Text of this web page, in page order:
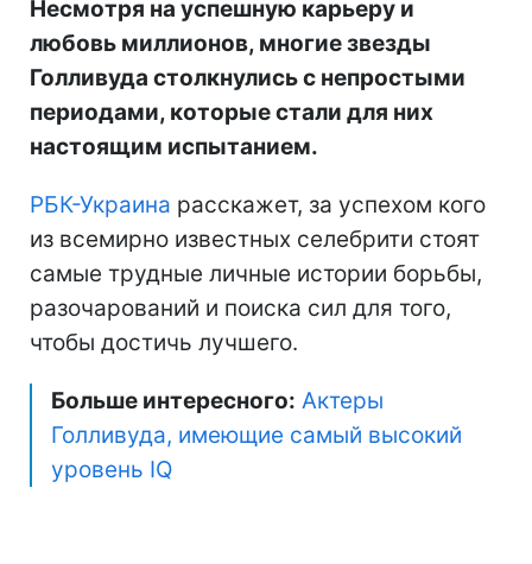
Несмотря на успешную карьеру и
любовь миллионов, многие звезды
Голливуда столкнулись с непростыми
периодами, которые стали для них
настоящим испытанием.
РБК-Украина расскажет, за успехом кого
из всемирно известных селебрити стоят
самые трудные личные истории борьбы,
разочарований и поиска сил для того,
чтобы достичь лучшего.
Больше интересного: Актеры
Голливуда, имеющие самый высокий
уровень IQ